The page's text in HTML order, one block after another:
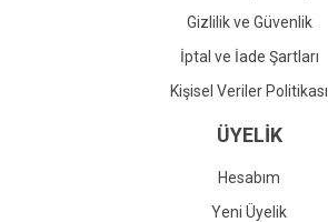
Gizlilik ve Güvenlik
İptal ve İade Şartları
Kişisel Veriler Politikası
ÜYELİK
Hesabım
Yeni Üyelik